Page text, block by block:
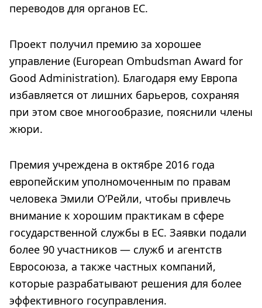
переводов для органов ЕС.
Проект получил премию за хорошее
управление (European Ombudsman Award for
Good Administration). Благодаря ему Европа
избавляется от лишних барьеров, сохраняя
при этом свое многообразие, пояснили члены
жюри.
Премия учреждена в октябре 2016 года
европейским уполномоченным по правам
человека Эмили О’Рейли, чтобы привлечь
внимание к хорошим практикам в сфере
государственной службы в ЕС. Заявки подали
более 90 участников — служб и агентств
Евросоюза, а также частных компаний,
которые разрабатывают решения для более
эффективного госуправления.